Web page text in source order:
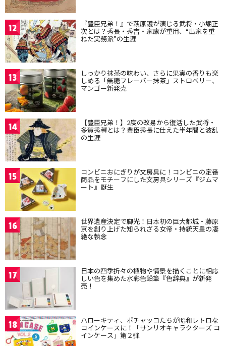
12 『豊臣兄弟！』で萩原護が演じる武将・小堀正
次とは？秀長・秀吉・家康が重用、“出家を重
ねた実務派”の生涯
13 しっかり抹茶の味わい、さらに果実の香りも楽
しめる「無糖フレーバー抹茶」ストロベリー、
マンゴー新発売
14 【豊臣兄弟！】2度の改易から復活した武将・
多賀秀種とは？豊臣秀長に仕えた半年間と波乱
の生涯
15 コンビニおにぎりが文房具に！コンビニの定番
商品をモチーフにした文房具シリーズ『ジムマ
ート』誕生
16 世界遺産決定で脚光！日本初の巨大都城・藤原
京を創り上げた知られざる女帝・持統天皇の凄
絶な執念
17 日本の四季折々の植物や情景を描くことに相応
しい色を集めた水彩色鉛筆『色辞典』が新発
売！
18 ハローキティ、ポチャッコたちが昭和レトロな
コインケースに！「サンリオキャラクターズ コ
インケース」第２弾